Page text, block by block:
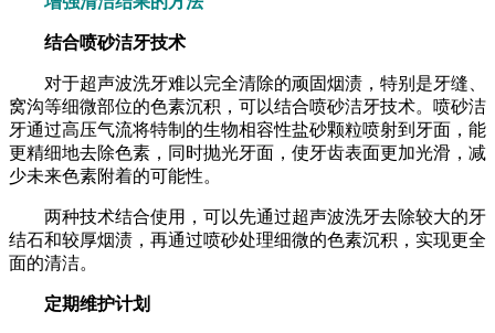
结合喷砂洁牙技术
对于超声波洗牙难以完全清除的顽固烟渍，特别是牙缝、
窝沟等细微部位的色素沉积，可以结合喷砂洁牙技术。喷砂洁
牙通过高压气流将特制的生物相容性盐砂颗粒喷射到牙面，能
更精细地去除色素，同时抛光牙面，使牙齿表面更加光滑，减
少未来色素附着的可能性。
两种技术结合使用，可以先通过超声波洗牙去除较大的牙
结石和较厚烟渍，再通过喷砂处理细微的色素沉积，实现更全
面的清洁。
定期维护计划